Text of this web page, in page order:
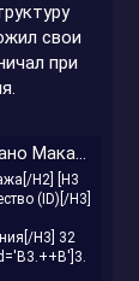
свои
при
| 509-468
H2] [H3
(ID)[/H3]
H3] 32